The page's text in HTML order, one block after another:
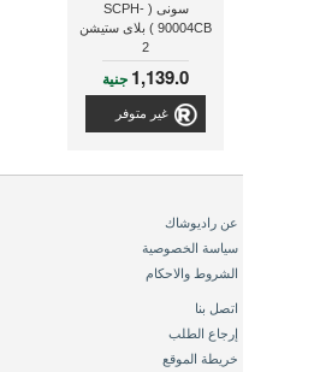
سونى ( SCPH-
90004CB ) بلاى ستيشن
2
1,139.0 جنية
غير متوفر
عن راديوشاك
سياسة الخصوصية
الشروط والاحكام
اتصل بنا
إرجاع الطلب
خريطة الموقع